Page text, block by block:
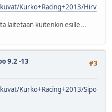
Kurko+Racing+2013/Hirv
laitetaan kuitenkin esille...
#3
9.2 -13
Kurko+Racing+2013/Sipo